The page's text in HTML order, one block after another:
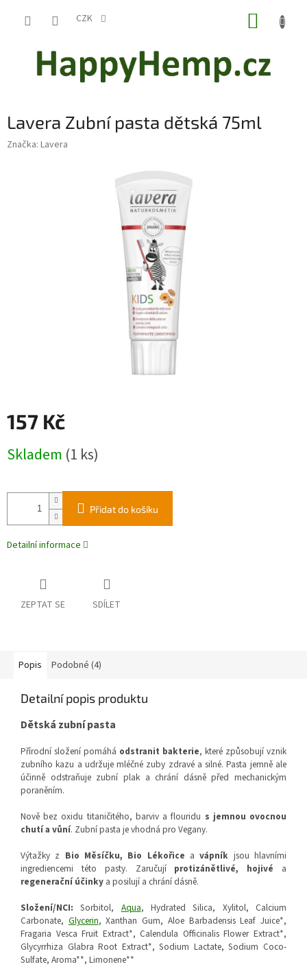
CZK
Lavera Zubní pasta dětská 75ml
Značka: Lavera
157 Kč
cena:
Skladem (1 ks)
Přidat do košíku
Detailní informace
ZEPTAT SE SDÍLET
Popis Podobné (4)
Detailní popis produktu
Dětská zubní pasta
Přírodní složení pomáhá odstranit bakterie, které způsobují vznik
zubního kazu a udržuje mléčné zuby zdravé a silné. Pasta jemně ale
účinně odstraňuje zubní plak a chrání dásně před mechanickým
poraněním.
Nově bez oxidu titaničitého, barviv a flouridu s jemnou ovocnou
chutí a vůní. Zubní pasta je vhodná pro Vegany.
Výtažky z Bio Měsíčku, Bio Lékořice avápník jsou hlavními
ingrediencemi této pasty. Zaručují protizánětlivé, hojivé a
regenerační účinky a posilují a chrání dásně.
Složení/NCI:Sorbitol, Aqua, Hydrated Silica, Xylitol, Calcium
Carbonate, Glycerin, Xanthan Gum, Aloe Barbadensis Leaf Juice*,
Fragaria Vesca Fruit Extract*, Calendula Officinalis Flower Extract*,
Glycyrrhiza Glabra Root Extract*, Sodium Lactate, Sodium Coco-
Sulfate, Aroma**, Limonene**